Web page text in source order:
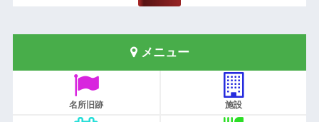
メニュー
名所旧跡 施設